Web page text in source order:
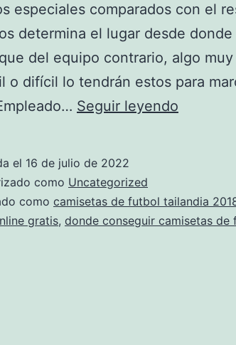
especiales comparados con el
determina el lugar desde
del equipo contrario, algo
o difícil lo tendrán estos para
Seguir leyendo
Del
el 16 de julio de 2022
como Uncategorized
como camisetas de futbol tailandia
gratis, donde conseguir camisetas de